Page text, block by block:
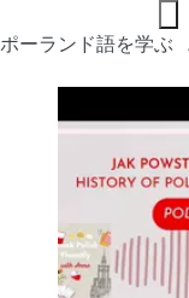
ポーランド語を学ぶ